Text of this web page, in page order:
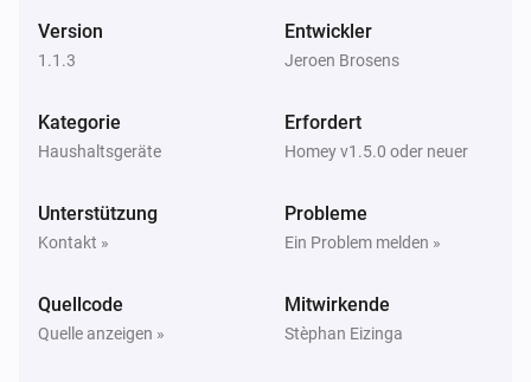
Version
1.1.3
Entwickler
Jeroen Brosens
Kategorie
Haushaltsgeräte
Erfordert
Homey v1.5.0 oder neuer
Unterstützung
Kontakt »
Probleme
Ein Problem melden »
Quellcode
Quelle anzeigen »
Mitwirkende
Stèphan Eizinga